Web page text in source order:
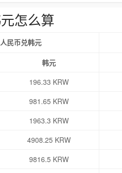
怎么算
人民币兑韩元
韩元
196.33 KRW
981.65 KRW
1963.3 KRW
4908.25 KRW
9816.5 KRW